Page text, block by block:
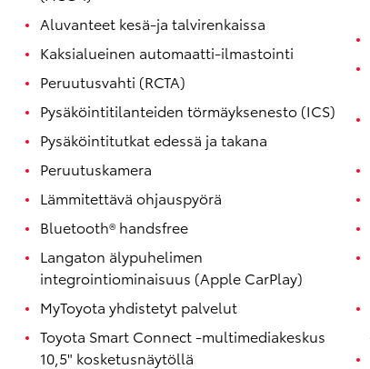
Corolla Touring Sports
Aluvanteet kesä-ja talvirenkaissa
Kaksialueinen automaatti-ilmastointi
Peruutusvahti (RCTA)
Pysäköintitilanteiden törmäyksenesto (ICS)
Pysäköintitutkat edessä ja takana
Peruutuskamera
Lämmitettävä ohjauspyörä
Bluetooth® handsfree
Langaton älypuhelimen
integrointiominaisuus (Apple CarPlay)
MyToyota yhdistetyt palvelut
Toyota Smart Connect -multimediakeskus
10,5" kosketusnäytöllä